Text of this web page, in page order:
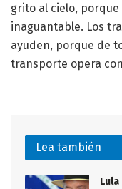
grito al cielo,
inaguantable. Los
ayuden, porque de
transporte opera
Lea también